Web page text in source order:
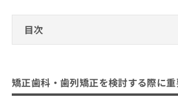
目次
荒川区の矯正歯科治療におすす
科クリニック10選
矯正歯科・歯列矯正を検討する際に
ので
ご了
承く
ださ
込
ら
ち
情
報